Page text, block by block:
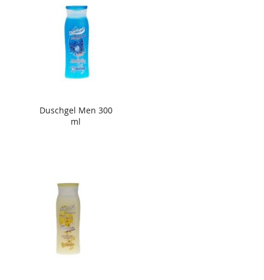
Duschgel Men 300
ml